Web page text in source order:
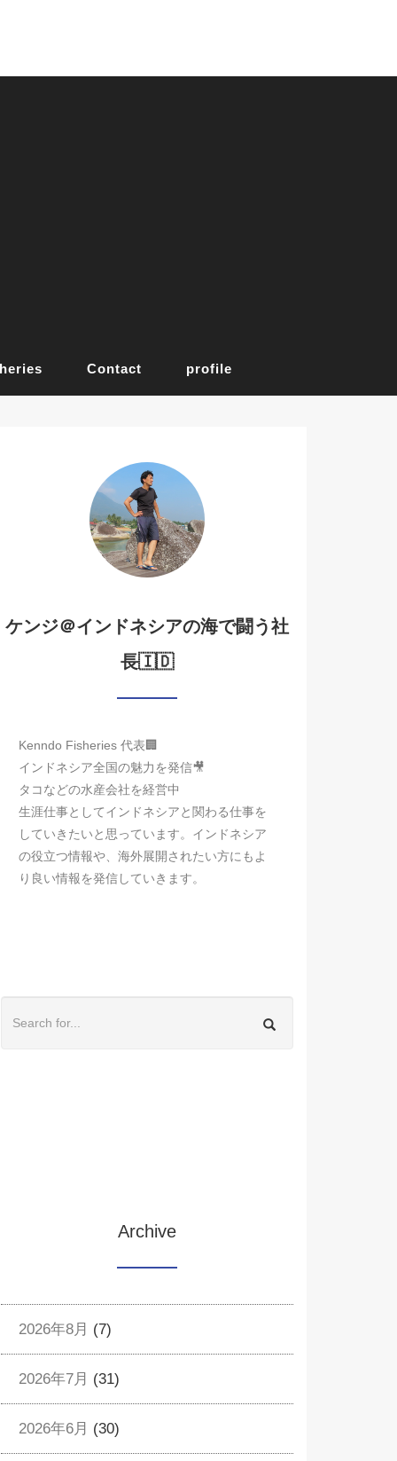
Contact profile
ケンジ＠インドネシアの海で闘う社
長🇮🇩
Kenndo Fisheries 代表🏢
インドネシア全国の魅力を発信🎥
タコなどの水産会社を経営中
生涯仕事としてインドネシアと関わる仕事を
していきたいと思っています。インドネシア
の役立つ情報や、海外展開されたい方にもよ
り良い情報を発信していきます。
Archive
2026年8月 (7)
2026年7月 (31)
2026年6月 (30)